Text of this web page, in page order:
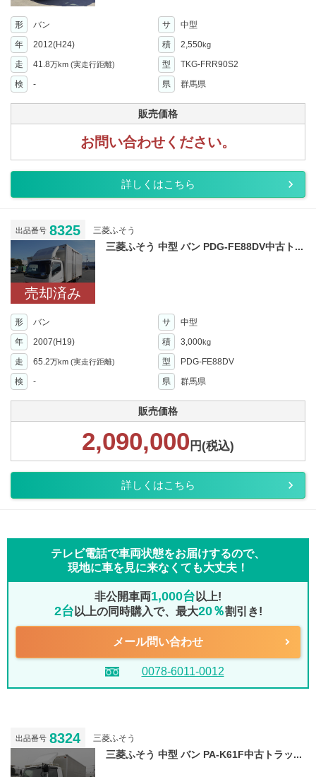
形 バン サ
中型
年
2012(H24) 積 2,550kg
走 41.8万km (実走行距離) 型
TKG-FRR90S2
検
- 県 群馬県
販売価格
お問い合わせください。
詳しくはこちら
出品番号 8325 三菱ふそう
売却済み
三菱ふそう 中型 バン PDG-FE88DV中古ト...
形 バン サ
中型
年
2007(H19) 積 3,000kg
走 65.2万km (実走行距離) 型
PDG-FE88DV
検
- 県 群馬県
販売価格
2,090,000 円(税込)
詳しくはこちら
テレビ電話で車両状態をお届けするので、
現地に車を見に来なくても大丈夫！
非公開車両1,000台 以上!
2台 以上の同時購入で、最大20％割引き!
メール問い合わせ
0078-6011-0012
出品番号 8324 三菱ふそう
三菱ふそう 中型 バン PA-K61F中古トラッ...